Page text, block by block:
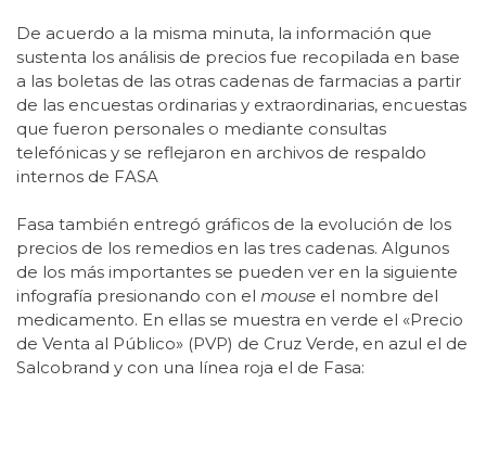
De acuerdo a la misma minuta, la información que
sustenta los análisis de precios fue recopilada en base
a las boletas de las otras cadenas de farmacias a partir
de las encuestas ordinarias y extraordinarias, encuestas
que fueron personales o mediante consultas
telefónicas y se reflejaron en archivos de respaldo
internos de FASA
Fasa también entregó gráficos de la evolución de los
precios de los remedios en las tres cadenas. Algunos
de los más importantes se pueden ver en la siguiente
infografía presionando con el mouse el nombre del
medicamento. En ellas se muestra en verde el «Precio
de Venta al Público» (PVP) de Cruz Verde, en azul el de
Salcobrand y con una línea roja el de Fasa: